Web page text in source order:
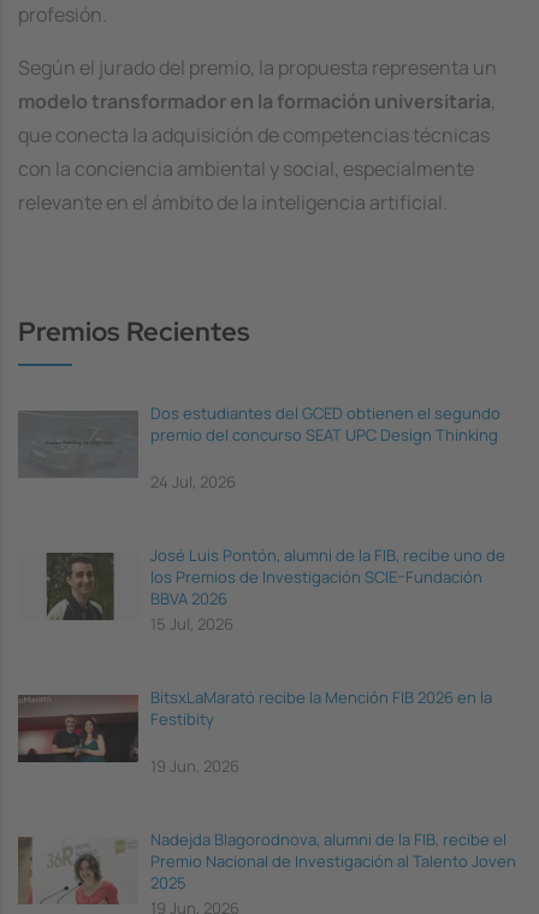
profesión.
Según el jurado del premio, la propuesta representa un
modelo transformador en la formación universitaria,
que conecta la adquisición de competencias técnicas
con la conciencia ambiental y social, especialmente
relevante en el ámbito de la inteligencia artificial.
Premios Recientes
Dos estudiantes del GCED obtienen el segundo
premio del concurso SEAT UPC Design Thinking
24 Jul, 2026
José Luis Pontón, alumni de la FIB, recibe uno de
los Premios de Investigación SCIE–Fundación
BBVA 2026
15 Jul, 2026
BitsxLaMarató recibe la Mención FIB 2026 en la
Festibity
19 Jun, 2026
Nadejda Blagorodnova, alumni de la FIB, recibe el
Premio Nacional de Investigación al Talento Joven
2025
19 Jun, 2026